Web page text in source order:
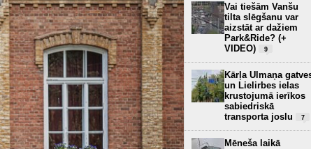
Vai tiešām Vanšu
tilta slēgšanu var
aizstāt ar dažiem
Park&Ride? (+
VIDEO)
9
Kārļa Ulmaņa
un Lielirbes ielas
krustojumā ierīkos
sabiedriskā
transporta joslu
7
Mēneša laikā